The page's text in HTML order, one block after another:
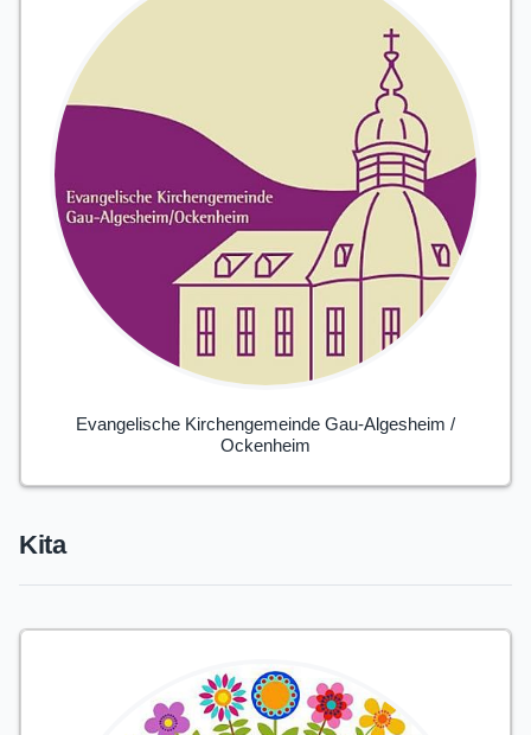
Evangelische Kirchengemeinde Gau-Algesheim /
Ockenheim
Kita